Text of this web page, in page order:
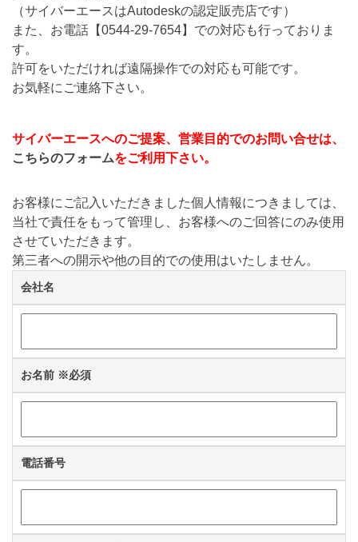
（サイバーエースはAutodeskの認定販売店です）
また、お電話【0544-29-7654】での対応も行っておりま
す。
許可をいただければ遠隔操作での対応も可能です。
お気軽にご連絡下さい。
サイバーエースへのご提案、営業目的でのお問い合せは、
こちらのフォームをご利用下さい。
お客様にご記入いただきました個人情報につきましては、
当社で責任をもって管理し、お客様へのご回答にのみ使用
させていただきます。
第三者への開示や他の目的での使用はいたしません。
会社名
お名前 ※必須
電話番号